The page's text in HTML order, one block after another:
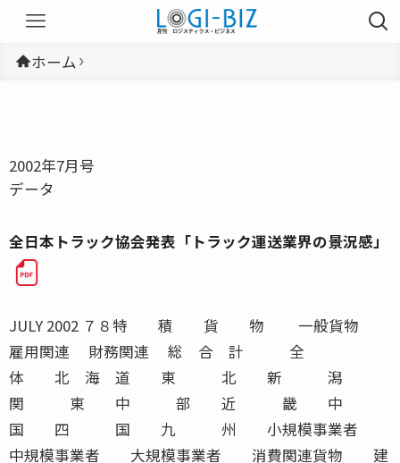
ホーム
2002年7月号
データ
全日本トラック協会発表「トラック運送業界の景況感」
JULY 2002 ７８特 積 貨 物 一般貨物
雇用関連 財務関連 総 合 計 全
体 北 海 道 東 北 新 潟
関 東 中 部 近 畿 中
国 四 国 九 州 小規模事業者
中規模事業者 大規模事業者 消費関連貨物 建